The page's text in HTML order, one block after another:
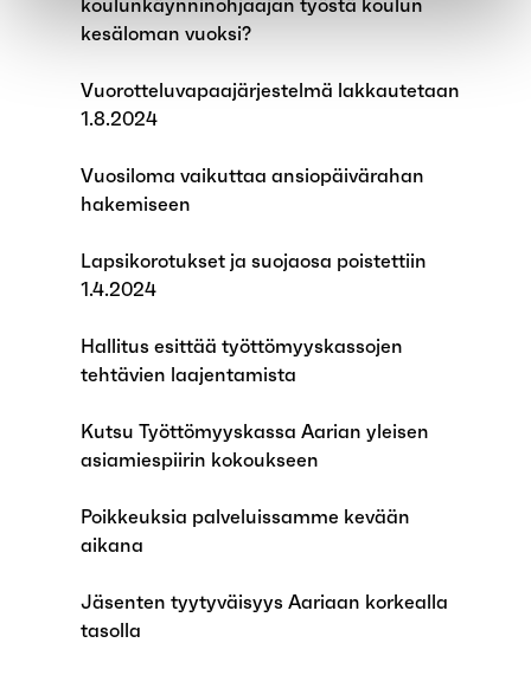
koulunkäynninohjaajan työstä koulun
kesäloman vuoksi?
Vuorotteluvapaajärjestelmä lakkautetaan
1.8.2024
Vuosiloma vaikuttaa ansiopäivärahan
hakemiseen
Lapsikorotukset ja suojaosa poistettiin
1.4.2024
Hallitus esittää työttömyyskassojen
tehtävien laajentamista
Kutsu Työttömyyskassa Aarian yleisen
asiamiespiirin kokoukseen
Poikkeuksia palveluissamme kevään
aikana
Jäsenten tyytyväisyys Aariaan korkealla
tasolla